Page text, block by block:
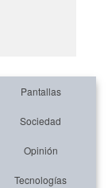
Pantallas
Sociedad
Opinión
Tecnologías